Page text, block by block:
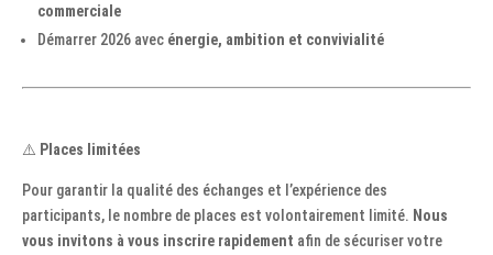
commerciale
Démarrer 2026 avec énergie, ambition et convivialité
⚠️ Places limitées
Pour garantir la qualité des échanges et l’expérience des
participants, le nombre de places est volontairement limité. Nous
vous invitons à vous inscrire rapidement afin de sécuriser votre